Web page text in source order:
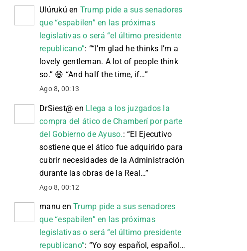
Ulúrukú en Trump pide a sus senadores
que “espabilen” en las próximas
legislativas o será “el último presidente
republicano”: ““I’m glad he thinks I’m a
lovely gentleman. A lot of people think
so.” 😆 “And half the time, if…”
Ago 8, 00:13
DrSiest@ en Llega a los juzgados la
compra del ático de Chamberí por parte
del Gobierno de Ayuso.: “El Ejecutivo
sostiene que el ático fue adquirido para
cubrir necesidades de la Administración
durante las obras de la Real…”
Ago 8, 00:12
manu en Trump pide a sus senadores
que “espabilen” en las próximas
legislativas o será “el último presidente
republicano”: “Yo soy español, español…